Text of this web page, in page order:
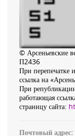
© Арсеньевские
П2436
При перепечатке
ссылка на
При
работающая
страницу сайта:
Почтовый адрес: